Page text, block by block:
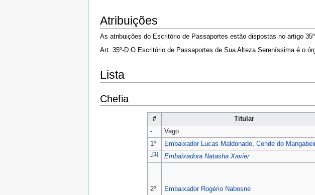
Atribuições
As atribuições do Escritório de Passaportes estão dispostas no artigo
Art. 35º-D O Escritório de Passaportes de Sua Alteza Sereníssima é o
Lista
Chefia
# Titular
-
Vago
1º
Embaixador Lucas Maldonado ,Conde do
-[1] Embaixadora Natasha Xavier
2º Embaixador Rogério Nabosne